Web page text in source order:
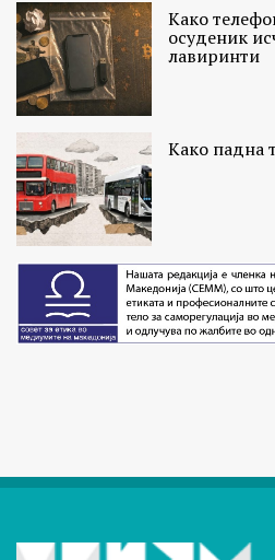
Како
осуденик
лавиринти
Како падна